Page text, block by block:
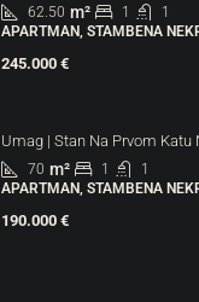
62.50 m² 1
1
APARTMAN, STAMBENA
245.000 €
Umag | Stan Na Prvom Katu
70 m² 1
1
APARTMAN, STAMBENA
190.000 €